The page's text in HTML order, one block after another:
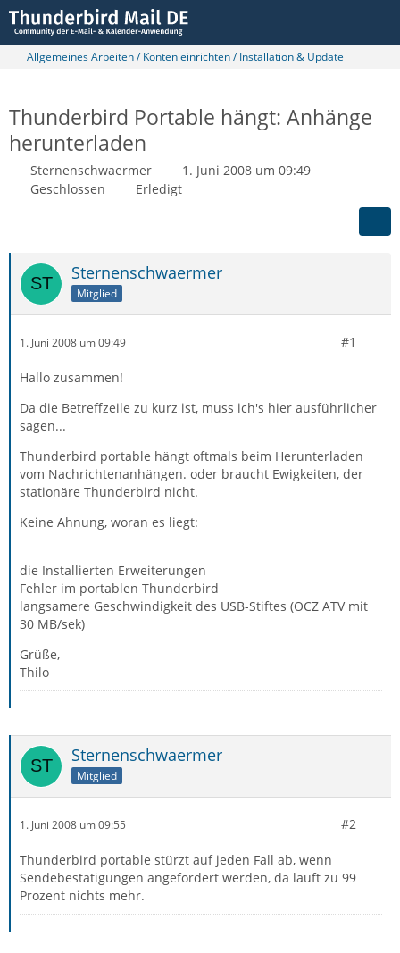
Allgemeines Arbeiten / Konten einrichten / Installation & Update
Thunderbird Portable hängt: Anhänge
herunterladen
Sternenschwaermer
1. Juni 2008 um 09:49
Geschlossen
Erledigt
Sternenschwaermer
Mitglied
1. Juni 2008 um 09:49 #1
Hallo zusammen!
Da die Betreffzeile zu kurz ist, muss ich's hier ausführlicher
sagen...
Thunderbird portable hängt oftmals beim Herunterladen
vom Nachrichtenanhängen. oder braucht Ewigkeiten, der
stationäre Thunderbird nicht.
Keine Ahnung, woran es liegt:
die Installierten Erweiterungen
Fehler im portablen Thunderbird
langsamere Geschwindigkeit des USB-Stiftes (OCZ ATV mit
30 MB/sek)
Grüße,
Thilo
Sternenschwaermer
Mitglied
1. Juni 2008 um 09:55 #2
Thunderbird portable stürzt auf jeden Fall ab, wenn
Sendebestätigungen angefordert werden, da läuft zu 99
Prozent nichts mehr.